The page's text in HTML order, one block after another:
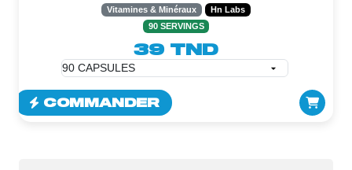
Vitamines & Minéraux
Hn Labs
90 SERVINGS
39 TND
COMMANDER